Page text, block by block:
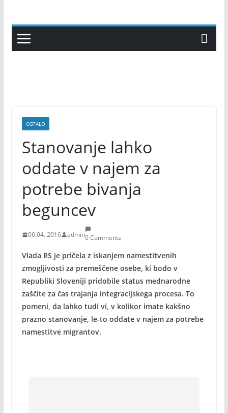
content
OSTALO
Stanovanje lahko
oddate v najem za
potrebe bivanja
beguncev
06.04. 2016 admin0 Comments
Vlada RS je pričela z iskanjem namestitvenih
zmogljivosti za premeščene osebe, ki bodo v
Republiki Sloveniji pridobile status mednarodne
zaščite za čas trajanja integracijskega procesa. To
pomeni, da lahko tudi vi, v kolikor imate kakšno
prazno stanovanje, le-to oddate v najem za potrebe
namestitve migrantov.